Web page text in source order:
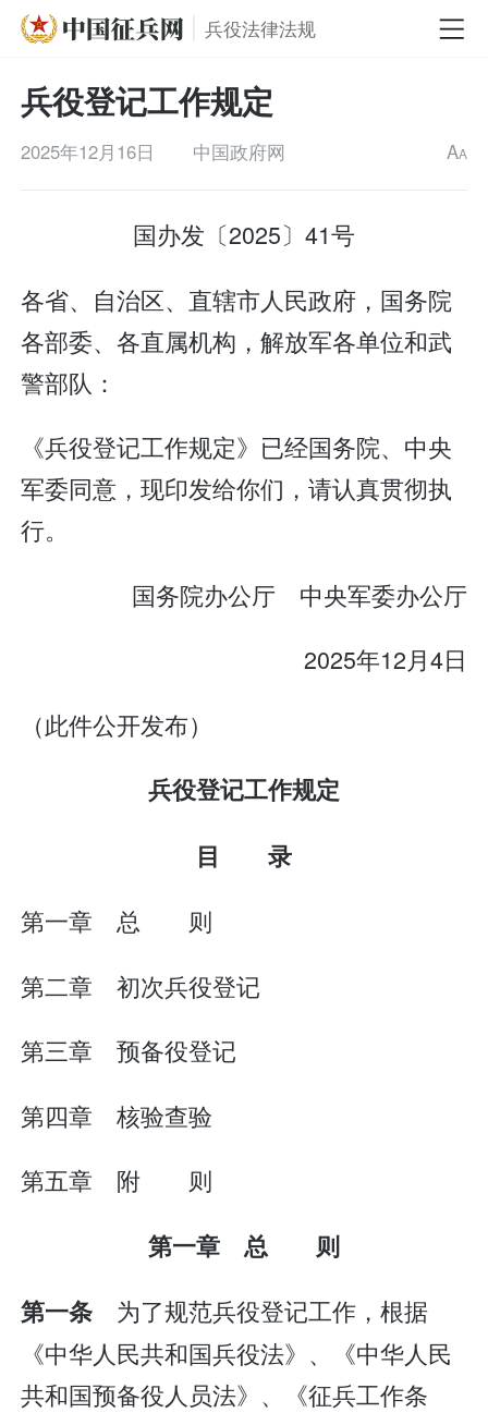
兵役法律法规
兵役登记工作规定
2025年12月16日 中国政府网 AA
国办发〔2025〕41号
各省、自治区、直辖市人民政府，国务院
各部委、各直属机构，解放军各单位和武
警部队：
《兵役登记工作规定》已经国务院、中央
军委同意，现印发给你们，请认真贯彻执
行。
国务院办公厅 中央军委办公厅
2025年12月4日
（此件公开发布）
兵役登记工作规定
目 录
第一章 总 则
第二章 初次兵役登记
第三章 预备役登记
第四章 核验查验
第五章 附 则
第一章 总 则
第一条 为了规范兵役登记工作，根据
《中华人民共和国兵役法》、《中华人民
共和国预备役人员法》、《征兵工作条